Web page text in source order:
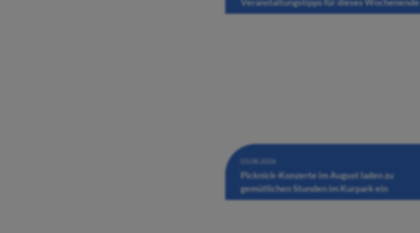
03.08.2026
Picknick-Konzerte im August laden zu
gemütlichen Stunden im Kurpark ein